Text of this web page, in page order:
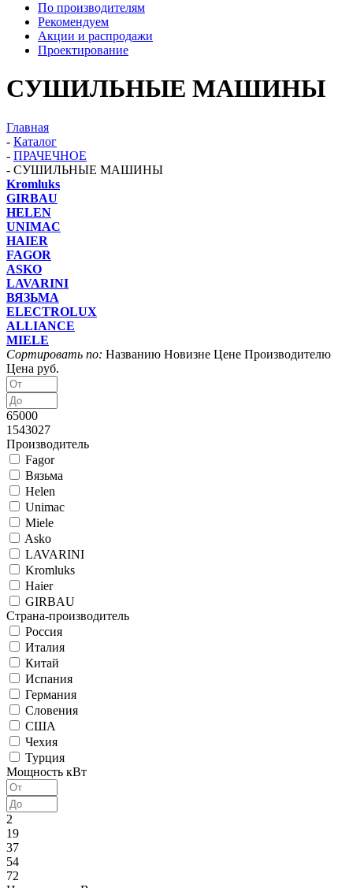
По производителям
Рекомендуем
Акции и распродажи
Проектирование
СУШИЛЬНЫЕ МАШИНЫ
Главная
- Каталог
- ПРАЧЕЧНОЕ
- СУШИЛЬНЫЕ МАШИНЫ
Kromluks
GIRBAU
HELEN
UNIMAC
HAIER
FAGOR
ASKO
LAVARINI
ВЯЗЬМА
ELECTROLUX
ALLIANCE
MIELE
Сортировать по: Названию Новизне Цене Производителю
Цена руб.
65000
1543027
Производитель
Fagor
Вязьма
Helen
Unimac
Miele
Asko
LAVARINI
Kromluks
Haier
GIRBAU
Страна-производитель
Россия
Италия
Китай
Испания
Германия
Словения
США
Чехия
Турция
Мощность кВт
2
19
37
54
72